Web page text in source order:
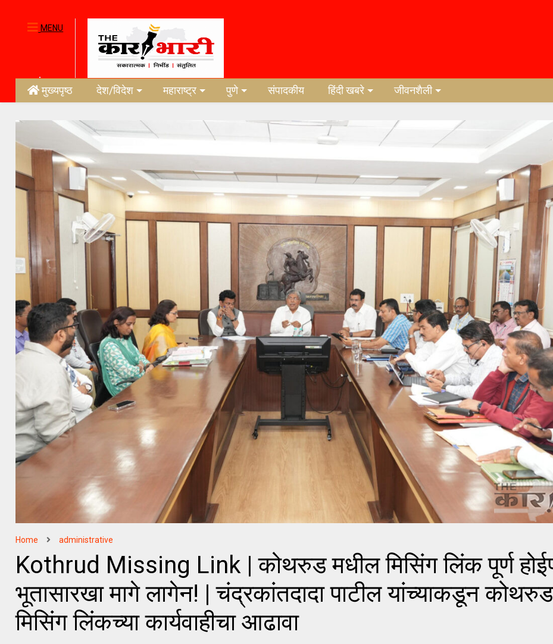
MENU
मुख्यपृष्ठ देश/विदेश महाराष्ट्र पुणे संपादकीय हिंदी खबरे जीवनशैली
Home administrative
Kothrud Missing Link | कोथरुड मधील मिसिंग लिंक पूर्ण
भूतासारखा मागे लागेन! | चंद्रकांतदादा पाटील यांच्याकडून
मिसिंग लिंकच्या कार्यवाहीचा आढावा